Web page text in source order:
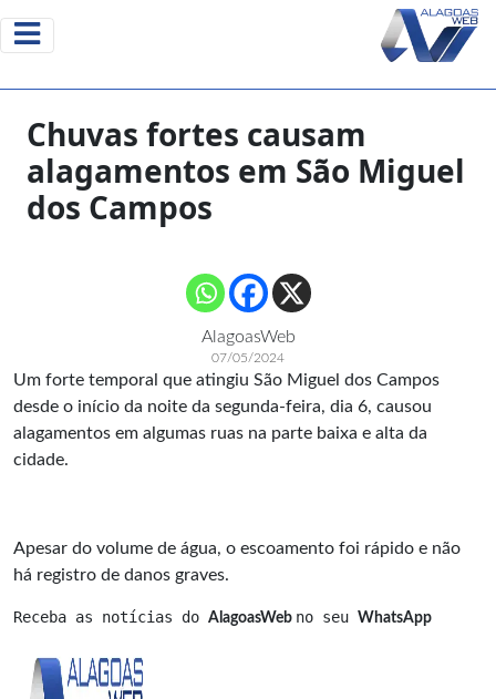
Chuvas fortes causam
alagamentos em São Miguel
dos Campos
AlagoasWeb
07/05/2024
Um forte temporal que atingiu São Miguel dos Campos
desde o início da noite da segunda-feira, dia 6, causou
alagamentos em algumas ruas na parte baixa e alta da
cidade.
Apesar do volume de água, o escoamento foi rápido e não
há registro de danos graves.
Receba as notícias do AlagoasWeb no seu WhatsApp